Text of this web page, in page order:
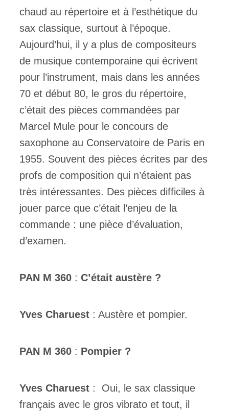
chaud au répertoire et à l’esthétique du
sax classique, surtout à l’époque.
Aujourd’hui, il y a plus de compositeurs
de musique contemporaine qui écrivent
pour l’instrument, mais dans les années
70 et début 80, le gros du répertoire,
c’était des pièces commandées par
Marcel Mule pour le concours de
saxophone au Conservatoire de Paris en
1955. Souvent des pièces écrites par des
profs de composition qui n’étaient pas
très intéressantes. Des pièces difficiles à
jouer parce que c’était l’enjeu de la
commande : une pièce d’évaluation,
d’examen.
PAN M 360 : C’était austère ?
Yves Charuest : Austère et pompier.
PAN M 360 : Pompier ?
Yves Charuest : Oui, le sax classique
français avec le gros vibrato et tout, il